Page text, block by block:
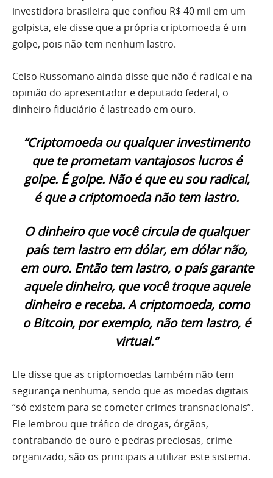
investidora brasileira que confiou R$ 40 mil em um
golpista, ele disse que a própria criptomoeda é um
golpe, pois não tem nenhum lastro.
Celso Russomano ainda disse que não é radical e na
opinião do apresentador e deputado federal, o
dinheiro fiduciário é lastreado em ouro.
“Criptomoeda ou qualquer investimento
que te prometam vantajosos lucros é
golpe. É golpe. Não é que eu sou radical,
é que a criptomoeda não tem lastro.
O dinheiro que você circula de qualquer
país tem lastro em dólar, em dólar não,
em ouro. Então tem lastro, o país garante
aquele dinheiro, que você troque aquele
dinheiro e receba. A criptomoeda, como
o Bitcoin, por exemplo, não tem lastro, é
virtual.”
Ele disse que as criptomoedas também não tem
segurança nenhuma, sendo que as moedas digitais
“só existem para se cometer crimes transnacionais”.
Ele lembrou que tráfico de drogas, órgãos,
contrabando de ouro e pedras preciosas, crime
organizado, são os principais a utilizar este sistema.